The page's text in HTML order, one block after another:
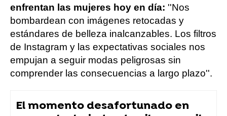
enfrentan las mujeres hoy en día: ''Nos
bombardean con imágenes retocadas y
estándares de belleza inalcanzables. Los filtros
de Instagram y las expectativas sociales nos
empujan a seguir modas peligrosas sin
comprender las consecuencias a largo plazo''.
El momento desafortunado en